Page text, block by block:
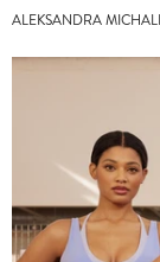
ALEKSANDRA